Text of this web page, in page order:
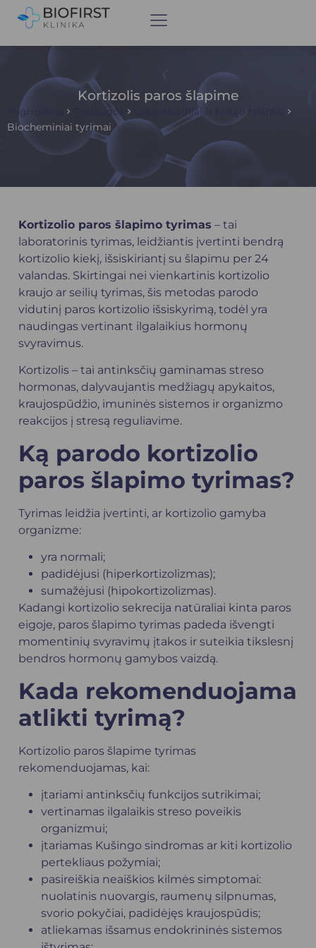
Kortizolis paros šlapime
Pagrindinis Paslaugos
Laboratoriniai ir kraujo tyrimai
Biocheminiai tyrimai
Kortizolio paros šlapimo tyrimas – tai
laboratorinis tyrimas, leidžiantis įvertinti bendrą
kortizolio kiekį, išsiskiriantį su šlapimu per 24
valandas. Skirtingai nei vienkartinis kortizolio
kraujo ar seilių tyrimas, šis metodas parodo
vidutinį paros kortizolio išsiskyrimą, todėl yra
naudingas vertinant ilgalaikius hormonų
svyravimus.
Kortizolis – tai antinksčių gaminamas streso
hormonas, dalyvaujantis medžiagų apykaitos,
kraujospūdžio, imuninės sistemos ir organizmo
reakcijos į stresą reguliavime.
Ką parodo kortizolio
paros šlapimo tyrimas?
Tyrimas leidžia įvertinti, ar kortizolio gamyba
organizme:
yra normali;
padidėjusi (hiperkortizolizmas);
sumažėjusi (hipokortizolizmas).
Kadangi kortizolio sekrecija natūraliai kinta paros
eigoje, paros šlapimo tyrimas padeda išvengti
momentinių svyravimų įtakos ir suteikia tikslesnį
bendros hormonų gamybos vaizdą.
Kada rekomenduojama
atlikti tyrimą?
Kortizolio paros šlapime tyrimas
rekomenduojamas, kai:
įtariami antinksčių funkcijos sutrikimai;
vertinamas ilgalaikis streso poveikis
organizmui;
įtariamas Kušingo sindromas ar kiti kortizolio
pertekliaus požymiai;
pasireiškia neaiškios kilmės simptomai:
nuolatinis nuovargis, raumenų silpnumas,
svorio pokyčiai, padidėjęs kraujospūdis;
atliekamas išsamus endokrininės sistemos